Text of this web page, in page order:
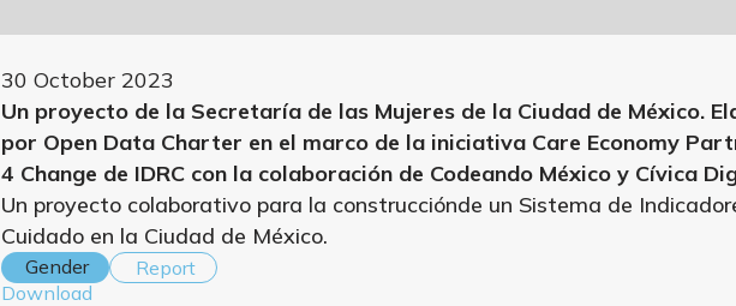
30 October 2023
Un proyecto de la Secretaría de las Mujeres de la Ciudad de México.
por Open Data Charter en el marco de la iniciativa Care Economy
4 Change de IDRC con la colaboración de Codeando México y Cívica
Un proyecto colaborativo para la construcciónde un Sistema de
Cuidado en la Ciudad de México.
Gender
Report
Download